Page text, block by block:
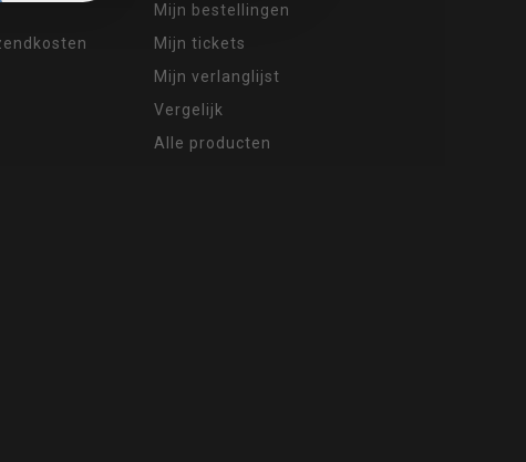
Mijn bestellingen
Mijn tickets
Mijn verlanglijst
Vergelijk
Alle producten